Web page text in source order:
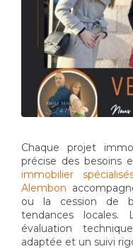
Chaque projet
précise des besoins
immobilier
Alembon
ou la cession de
tendances locales.
évaluation
adaptée et un suivi